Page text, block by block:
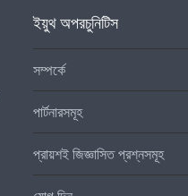
ইয়ুথ অপরচুনিটিস
সম্পর্কে
পার্টনারসমূহ
প্রায়শই জিজ্ঞাসিত প্রশ্নসমূহ